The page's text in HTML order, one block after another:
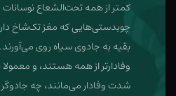
کمتر از همه تحت‌الشعاع نوسانات
چوبدستی‌هایی که مغز تک‌شاخ
بقیه به جادوی سیاه روی
وفادارتر از همه هستند، و
شدت وفادار می‌مانند، چه جادوگر